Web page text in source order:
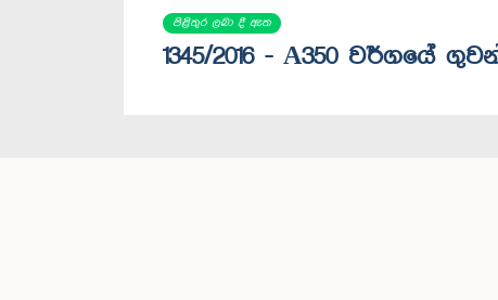
පිළිතුර ලබා දී ඇත
1345/2016 - A350 වර්ගයේ